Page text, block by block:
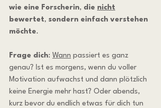
wie eine Forscherin, die nicht
bewertet, sondern einfach verstehen
möchte.
Frage dich: Wann passiert es ganz
genau? Ist es morgens, wenn du voller
Motivation aufwachst und dann plötzlich
keine Energie mehr hast? Oder abends,
kurz bevor du endlich etwas für dich tun